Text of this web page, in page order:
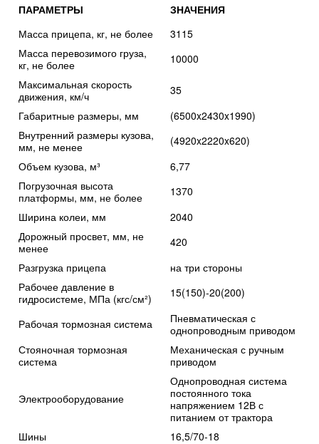
ПАРАМЕТРЫ
ЗНАЧЕНИЯ
Масса прицепа, кг, не более
3115
Масса перевозимого груза,
кг, не более
10000
Максимальная скорость
движения, км/ч
35
Габаритные размеры, мм
(6500x2430x1990)
Внутренний размеры кузова,
мм, не менее
(4920x2220x620)
Объем кузова, м³
6,77
Погрузочная высота
платформы, мм, не более
1370
Ширина колеи, мм
2040
Дорожный просвет, мм, не
менее
420
Разгрузка прицепа
на три стороны
Рабочее давление в
гидросистеме, МПа (кгс/см²)
15(150)-20(200)
Рабочая тормозная система
Пневматическая с
однопроводным приводом
Стояночная тормозная
система
Механическая с ручным
приводом
Электрооборудование
Однопроводная система
постоянного тока
напряжением 12В с
питанием от трактора
Шины
16,5/70-18